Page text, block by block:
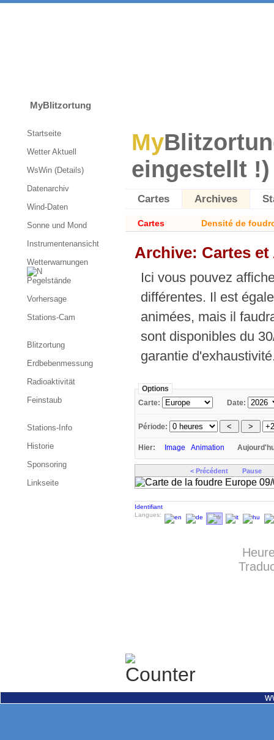
MyBlitzortung
My
eingestellt !)
Cartes Archives
Cartes Densité de
Archive: Cartes
Ici vous pouvez
différentes. Il est
animées, mais il
sont disponibles du
garantie
Options
Carte:
Date:
Période:
Hier: Image Animation
< Précédent Pause
Identifiant
Langues:
Startseite
Wetter Aktuell
WsWin (Details)
Datenarchiv
Wind-Daten
Sonne und Mond
Instrumentenansicht
Wetterwarnungen
Pegelstände
Vorhersage
Stations-Cam
Blitzortung
Erdbebenmessung
Radioaktivität
Feinstaub
Stations-Info
Historie
Sponsoring
Linkseite